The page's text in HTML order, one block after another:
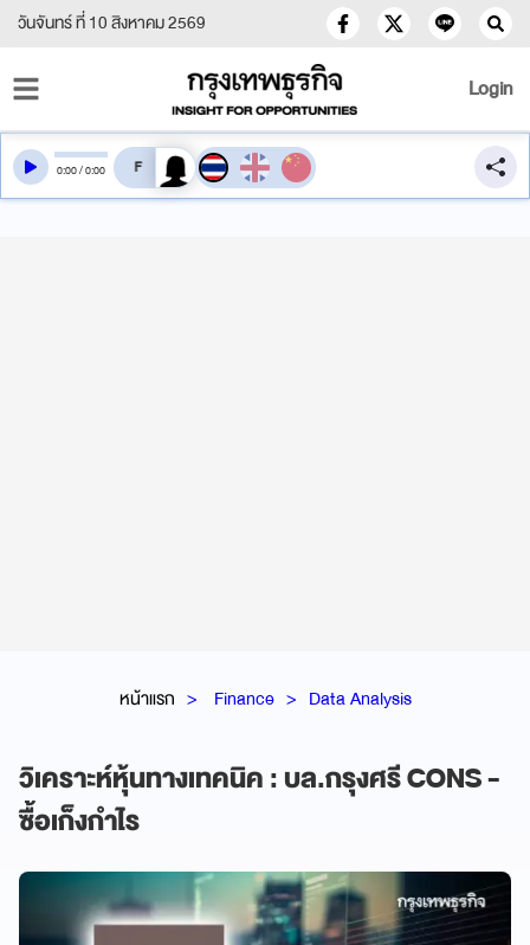
วันจันทร์ ที่ 10 สิงหาคม 2569
Login
หน้าแรก Finance Data Analysis
วิเคราะห์หุ้นทางเทคนิค : บล.กรุงศรี CONS -
ซื้อเก็งกำไร
0:00/0:00 สลับเสียงอ่าน